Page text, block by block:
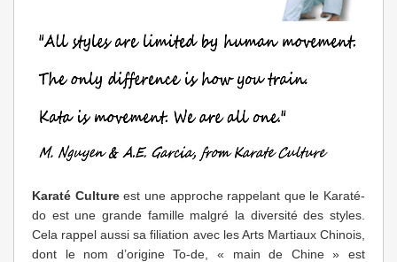
Karaté Cultureest une approche rappelant que le Karaté-
do est une grande famille malgré la diversité des styles.
Cela rappel aussi sa filiation avec les Arts Martiaux Chinois,
dont le nom d’origine To-de, « main de Chine » est